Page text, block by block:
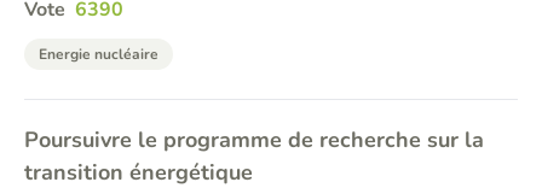
Vote 6390
Energie nucléaire
Poursuivre le programme de recherche sur la
transition énergétique